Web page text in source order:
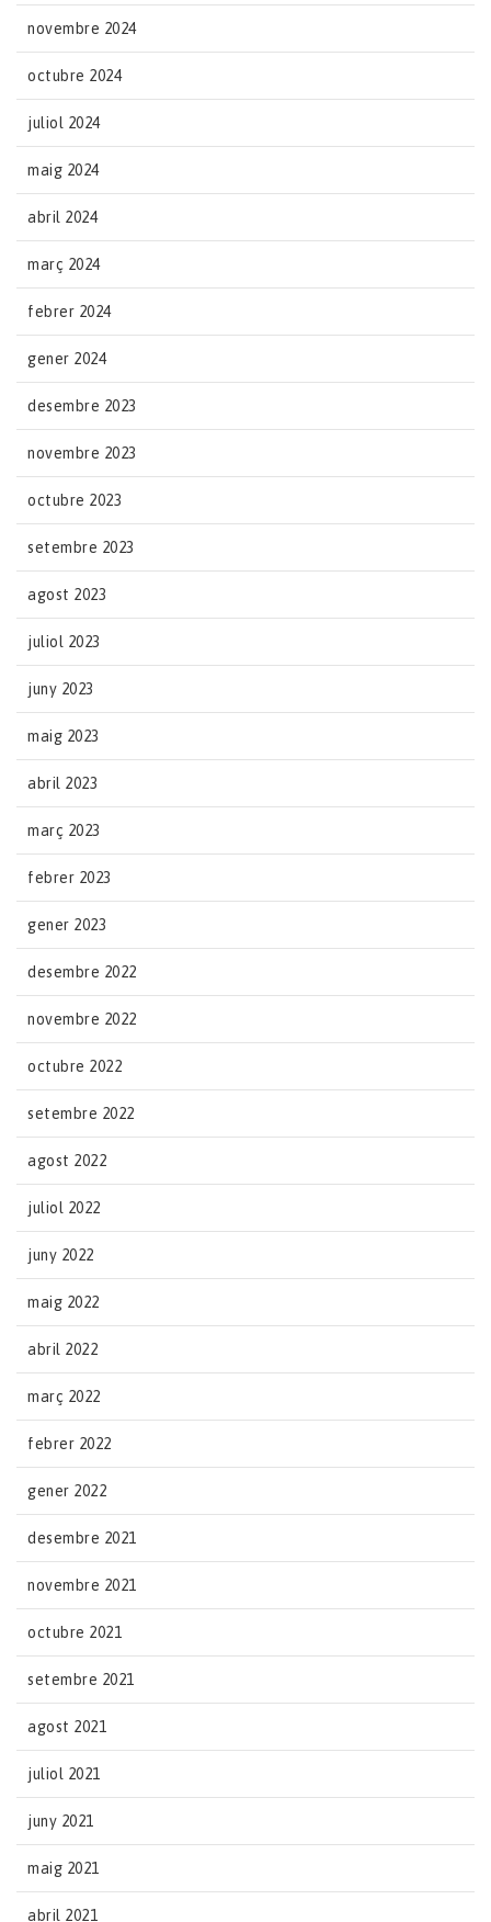
novembre 2024
octubre 2024
juliol 2024
maig 2024
abril 2024
març 2024
febrer 2024
gener 2024
desembre 2023
novembre 2023
octubre 2023
setembre 2023
agost 2023
juliol 2023
juny 2023
maig 2023
abril 2023
març 2023
febrer 2023
gener 2023
desembre 2022
novembre 2022
octubre 2022
setembre 2022
agost 2022
juliol 2022
juny 2022
maig 2022
abril 2022
març 2022
febrer 2022
gener 2022
desembre 2021
novembre 2021
octubre 2021
setembre 2021
agost 2021
juliol 2021
juny 2021
maig 2021
abril 2021